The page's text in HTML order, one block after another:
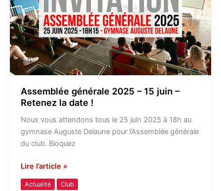
Assemblée générale 2025 – 15 juin –
Retenez la date !
Nous vous attendons tous le 25 juin 2025 à 18h au
gymnase Auguste Delaune pour l’Assemblée générale
du club. Bloquez
juin
–
Retenez
la
date
Lire l’article »
Actualité Club